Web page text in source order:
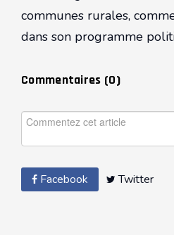
communes rurales,
dans son programme
Commentaires (0)
Facebook Twitter